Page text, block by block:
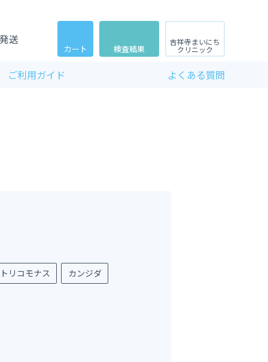
発送
カート 検査結果
吉祥寺まいにち
クリニック
ご利用ガイド よくある質問
トリコモナス カンジダ